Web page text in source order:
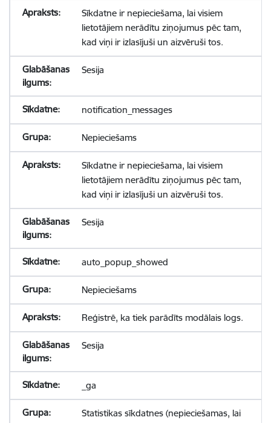
Sīkdatne ir nepieciešama, lai visiem
lietotājiem nerādītu ziņojumus pēc tam,
kad viņi ir izlasījuši un aizvēruši tos.
Sesija
notification_messages
Nepieciešams
Sīkdatne ir nepieciešama, lai visiem
lietotājiem nerādītu ziņojumus pēc tam,
kad viņi ir izlasījuši un aizvēruši tos.
Sesija
auto_popup_showed
Nepieciešams
Reģistrē, ka tiek parādīts modālais logs.
Sesija
_ga
Statistikas sīkdatnes (nepieciešamas, lai